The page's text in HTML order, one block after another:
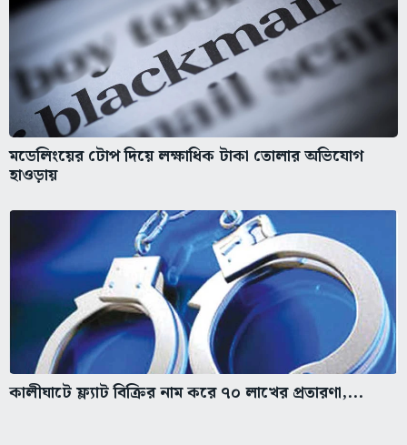
মডেলিংয়ের টোপ দিয়ে লক্ষাধিক টাকা তোলার অভিযোগ
হাওড়ায়
কালীঘাটে ফ্ল্যাট বিক্রির নাম করে ৭০ লাখের প্রতারণা,...